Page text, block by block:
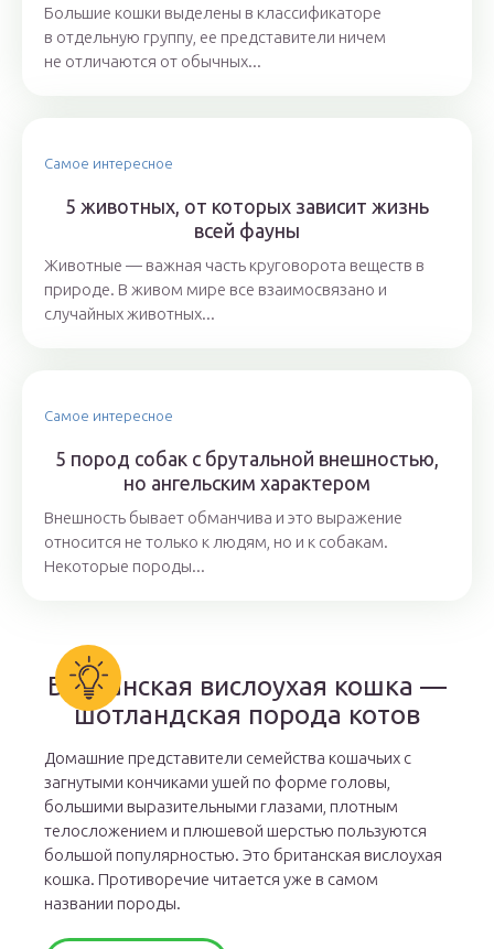
Большие кошки выделены в классификаторе
в отдельную группу, ее представители ничем
не отличаются от обычных...
Самое интересное
5 животных, от которых зависит жизнь
всей фауны
Животные — важная часть круговорота веществ в
природе. В живом мире все взаимосвязано и
случайных животных...
Самое интересное
5 пород собак с брутальной внешностью,
но ангельским характером
Внешность бывает обманчива и это выражение
относится не только к людям, но и к собакам.
Некоторые породы...
Британская вислоухая кошка —
шотландская порода котов
Домашние представители семейства кошачьих с
загнутыми кончиками ушей по форме головы,
большими выразительными глазами, плотным
телосложением и плюшевой шерстью пользуются
большой популярностью. Это британская вислоухая
кошка. Противоречие читается уже в самом
названии породы.